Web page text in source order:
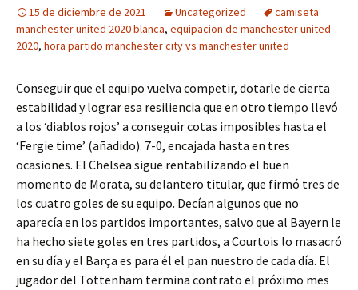
15 de diciembre de 2021 Uncategorized
camiseta
manchester united 2020 blanca, equipacion de manchester united
2020, hora partido manchester city vs manchester united
Conseguir que el equipo vuelva competir, dotarle de cierta
estabilidad y lograr esa resiliencia que en otro tiempo llevó
a los ‘diablos rojos’ a conseguir cotas imposibles hasta el
‘Fergie time’ (añadido). 7-0, encajada hasta en tres
ocasiones. El Chelsea sigue rentabilizando el buen
momento de Morata, su delantero titular, que firmó tres de
los cuatro goles de su equipo. Decían algunos que no
aparecía en los partidos importantes, salvo que al Bayern le
ha hecho siete goles en tres partidos, a Courtois lo masacró
en su día y el Barça es para él el pan nuestro de cada día. El
jugador del Tottenham termina contrato el próximo mes